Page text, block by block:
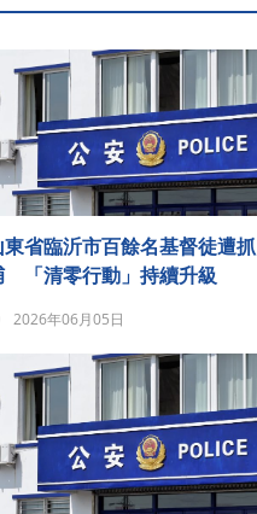
東省臨沂市百餘名基督徒遭抓
「清零行動」持續升級
2026年06月05日